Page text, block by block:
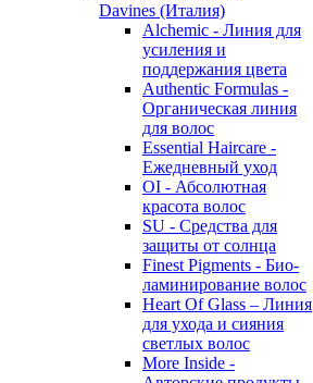
Davines (Италия)
Alchemic - Линия для
усиления и
поддержания цвета
Authentic Formulas -
Органическая линия
для волос
Essential Haircare -
Eжедневный уход
OI - Абсолютная
красота волос
SU - Средства для
защиты от солнца
Finest Pigments - Био-
ламинирование волос
Heart Of Glass – Линия
для ухода и сияния
светлых волос
More Inside -